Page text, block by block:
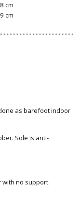
cm
cm
done as barefoot indoor
Sole is anti-
no support.